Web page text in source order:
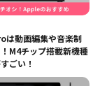
は動画編集や音楽制
M4チップ搭載新機種
ごい！